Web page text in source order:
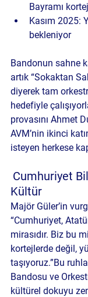
Bayramı
Kasım 2025:
bekleniyor
Bandonun sahne
artık “Sokaktan
diyerek tam
hedefiyle
provasını Ahmet
AVM’nin ikinci
isteyen herkese
Cumhuriyet
Kültür
Majör Güler’in
“Cumhuriyet,
mirasıdır. Biz bu
kortejlerde değil,
taşıyoruz.”Bu
Bandosu ve
kültürel dokuyu